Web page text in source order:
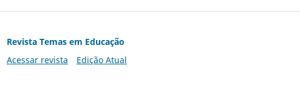
Revista Temas em Educação
Acessar revista
Edição Atual